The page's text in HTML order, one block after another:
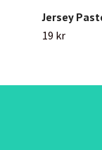
Jersey
19 kr